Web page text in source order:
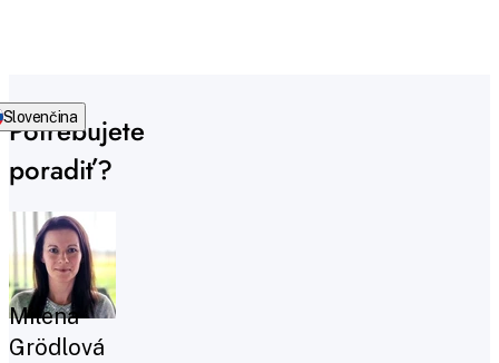
Potrebujete
poradiť?
Milena
Grödlová
Slovenčina